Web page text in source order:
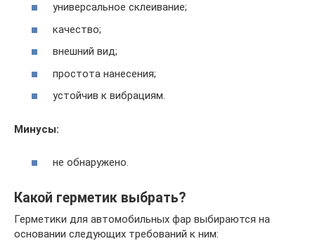
универсальное склеивание;
качество;
внешний вид;
простота нанесения;
устойчив к вибрациям.
Минусы:
не обнаружено.
Какой герметик выбрать?
Герметики для автомобильных фар выбираются на
основании следующих требований к ним: